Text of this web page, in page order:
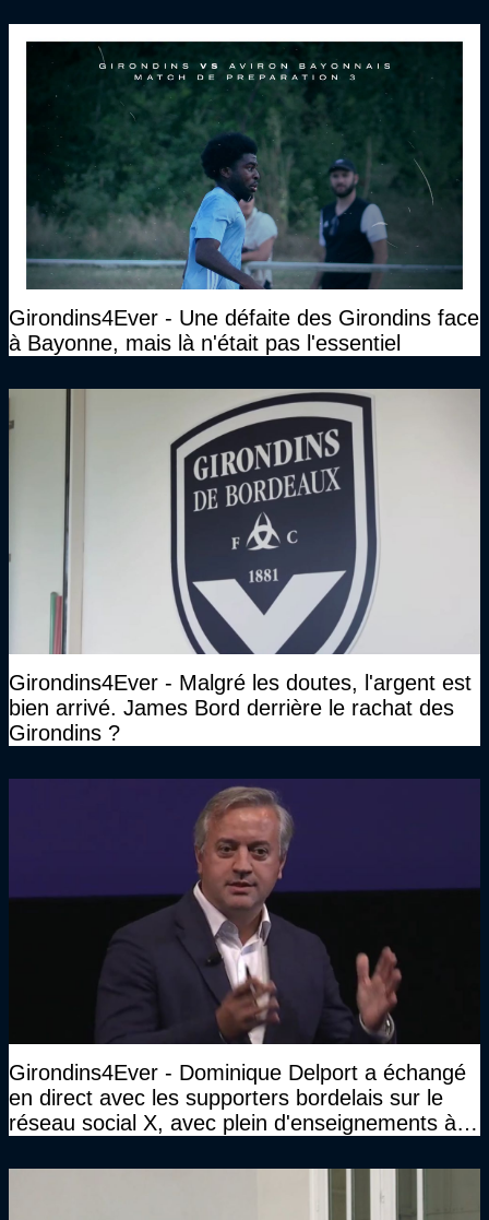
Girondins4Ever - Une défaite des Girondins face
à Bayonne, mais là n'était pas l'essentiel
Girondins4Ever - Malgré les doutes, l'argent est
bien arrivé. James Bord derrière le rachat des
Girondins ?
Girondins4Ever - Dominique Delport a échangé
en direct avec les supporters bordelais sur le
réseau social X, avec plein d'enseignements à la